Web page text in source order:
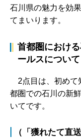
石川県の魅力を効
てまいります。
首都圏におけ
ールスについて
2点目は、初め
都圏での石川の新
いてです。
（「獲れたて直